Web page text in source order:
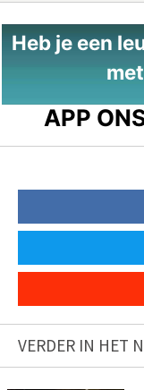
Heb je een
APP
VERDER IN HET